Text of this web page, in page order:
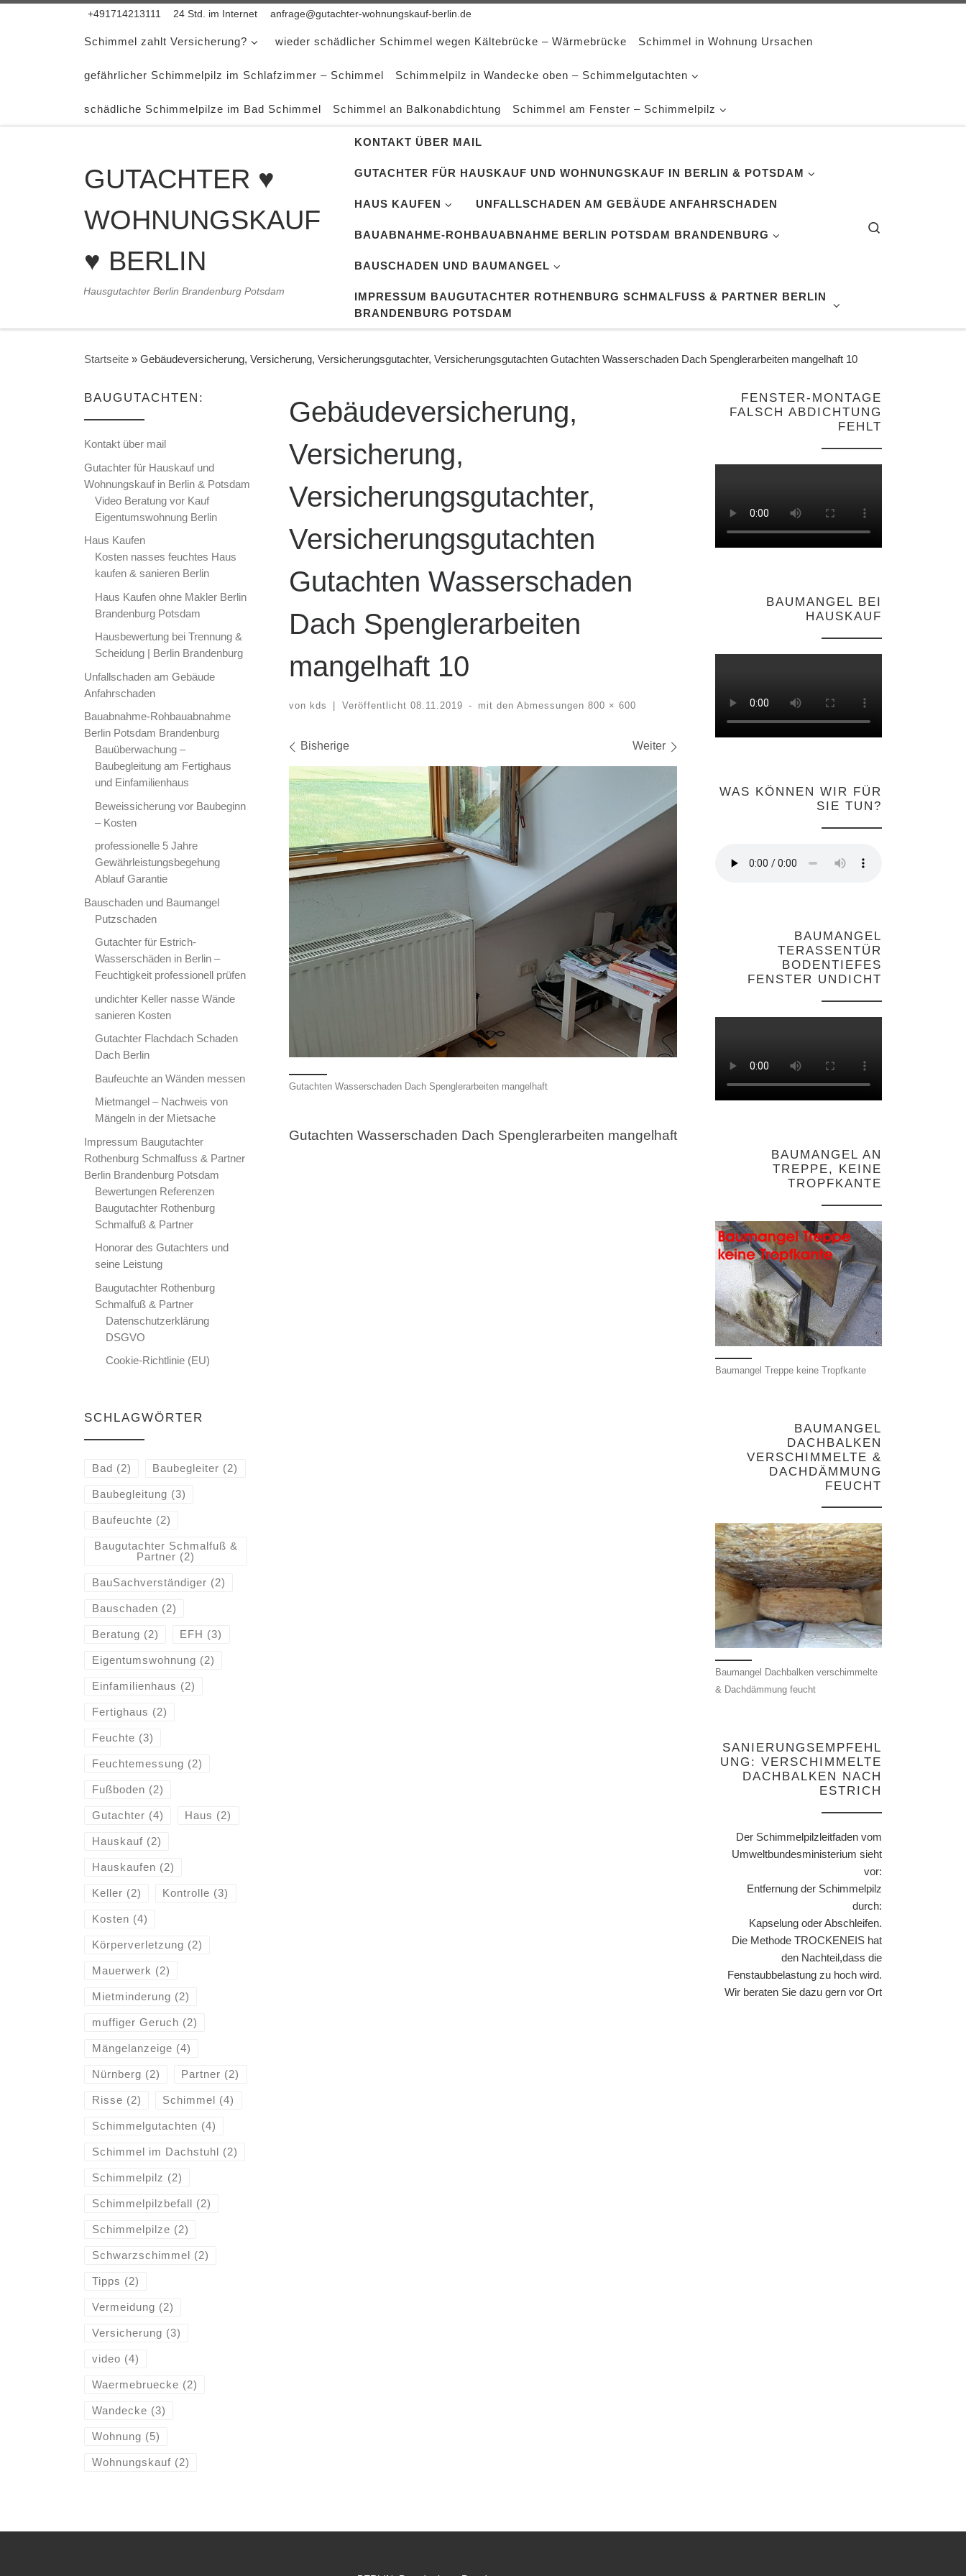
Zum Inhalt springen
+491714213111 24 Std. im Internet anfrage@gutachter-wohnungskauf-berlin.de
Schimmel zahlt Versicherung? wieder schädlicher Schimmel wegen Kältebrücke – Wärmebrücke Schimmel in Wohnung Ursachen
gefährlicher Schimmelpilz im Schlafzimmer – Schimmel Schimmelpilz in Wandecke oben – Schimmelgutachten
schädliche Schimmelpilze im Bad Schimmel Schimmel an Balkonabdichtung Schimmel am Fenster – Schimmelpilz
GUTACHTER ♥
WOHNUNGSKAUF
♥ BERLIN
Hausgutachter Berlin Brandenburg Potsdam
KONTAKT ÜBER MAIL
GUTACHTER FÜR HAUSKAUF UND WOHNUNGSKAUF IN BERLIN & POTSDAM
HAUS KAUFEN UNFALLSCHADEN AM GEBÄUDE ANFAHRSCHADEN
BAUABNAHME-ROHBAUABNAHME BERLIN POTSDAM BRANDENBURG
BAUSCHADEN UND BAUMANGEL
IMPRESSUM BAUGUTACHTER ROTHENBURG SCHMALFUSS & PARTNER BERLIN
BRANDENBURG POTSDAM
Startseite » Gebäudeversicherung, Versicherung, Versicherungsgutachter, Versicherungsgutachten Gutachten Wasserschaden Dach Spenglerarbeiten mangelhaft 10
Gebäudeversicherung,
Versicherung,
Versicherungsgutachter,
Versicherungsgutachten
Gutachten Wasserschaden
Dach Spenglerarbeiten
mangelhaft 10
von kds Veröffentlicht 08.11.2019 - mit den Abmessungen 800 × 600
Bilder Navigation
Bisherige Weiter
Gutachten Wasserschaden Dach Spenglerarbeiten mangelhaft
Gutachten Wasserschaden Dach Spenglerarbeiten mangelhaft
BAUGUTACHTEN:
Kontakt über mail
Gutachter für Hauskauf und
Wohnungskauf in Berlin & Potsdam
Video Beratung vor Kauf
Eigentumswohnung Berlin
Haus Kaufen
Kosten nasses feuchtes Haus
kaufen & sanieren Berlin
Haus Kaufen ohne Makler Berlin
Brandenburg Potsdam
Hausbewertung bei Trennung &
Scheidung | Berlin Brandenburg
Unfallschaden am Gebäude
Anfahrschaden
Bauabnahme-Rohbauabnahme
Berlin Potsdam Brandenburg
Bauüberwachung –
Baubegleitung am Fertighaus
und Einfamilienhaus
Beweissicherung vor Baubeginn
– Kosten
professionelle 5 Jahre
Gewährleistungsbegehung
Ablauf Garantie
Bauschaden und Baumangel
Putzschaden
Gutachter für Estrich-
Wasserschäden in Berlin –
Feuchtigkeit professionell prüfen
undichter Keller nasse Wände
sanieren Kosten
Gutachter Flachdach Schaden
Dach Berlin
Baufeuchte an Wänden messen
Mietmangel – Nachweis von
Mängeln in der Mietsache
Impressum Baugutachter
Rothenburg Schmalfuss & Partner
Berlin Brandenburg Potsdam
Bewertungen Referenzen
Baugutachter Rothenburg
Schmalfuß & Partner
Honorar des Gutachters und
seine Leistung
Baugutachter Rothenburg
Schmalfuß & Partner
Datenschutzerklärung
DSGVO
Cookie-Richtlinie (EU)
SCHLAGWÖRTER
Bad (2) Baubegleiter (2)
Baubegleitung (3)
Baufeuchte (2)
Baugutachter Schmalfuß &
Partner (2)
BauSachverständiger (2)
Bauschaden (2)
Beratung (2) EFH (3)
Eigentumswohnung (2)
Einfamilienhaus (2)
Fertighaus (2)
Feuchte (3)
Feuchtemessung (2)
Fußboden (2)
Gutachter (4) Haus (2)
Hauskauf(2)
Hauskaufen (2)
Keller (2) Kontrolle (3)
Kosten (4)
Körperverletzung (2)
Mauerwerk (2)
Mietminderung (2)
muffiger Geruch (2)
Mängelanzeige (4)
Nürnberg (2) Partner (2)
Risse (2) Schimmel (4)
Schimmelgutachten (4)
Schimmel im Dachstuhl (2)
Schimmelpilz (2)
Schimmelpilzbefall (2)
Schimmelpilze (2)
Schwarzschimmel (2)
Tipps (2)
Vermeidung (2)
Versicherung (3)
video (4)
Waermebruecke (2)
Wandecke (3)
Wohnung (5)
Wohnungskauf(2)
FENSTER-MONTAGE
FALSCH ABDICHTUNG
FEHLT
BAUMANGEL BEI
HAUSKAUF
WAS KÖNNEN WIR FÜR
SIE TUN?
BAUMANGEL
TERASSENTÜR
BODENTIEFES
FENSTER UNDICHT
BAUMANGEL AN
TREPPE, KEINE
TROPFKANTE
Baumangel Treppe keine Tropfkante
BAUMANGEL
DACHBALKEN
VERSCHIMMELTE &
DACHDÄMMUNG
FEUCHT
Baumangel Dachbalken verschimmelte
& Dachdämmung feucht
SANIERUNGSEMPFEHL
UNG: VERSCHIMMELTE
DACHBALKEN NACH
ESTRICH
Der Schimmelpilzleitfaden vom
Umweltbundesministerium sieht
vor:
Entfernung der Schimmelpilz
durch:
Kapselung oder Abschleifen.
Die Methode TROCKENEIS hat
den Nachteil,dass die
Fenstaubbelastung zu hoch wird.
Wir beraten Sie dazu gern vor Ort